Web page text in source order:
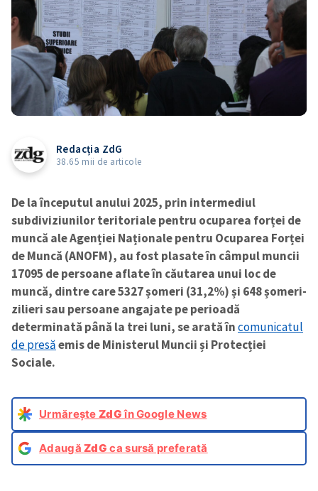
Redacția ZdG
38.65 mii de articole
De la începutul anului 2025, prin intermediul
subdiviziunilor teritoriale pentru ocuparea forței de
muncă ale Agenției Naționale pentru Ocuparea Forței
de Muncă (ANOFM), au fost plasate în câmpul muncii
17095 de persoane aflate în căutarea unui loc de
muncă, dintre care 5327 șomeri (31,2%) și 648 șomeri-
zilieri sau persoane angajate pe perioadă
determinată până la trei luni, se arată încomunicatul
de presăemis de Ministerul Muncii și Protecției
Sociale.
Urmărește ZdGîn Google News
AdaugăZdG ca sursă preferată